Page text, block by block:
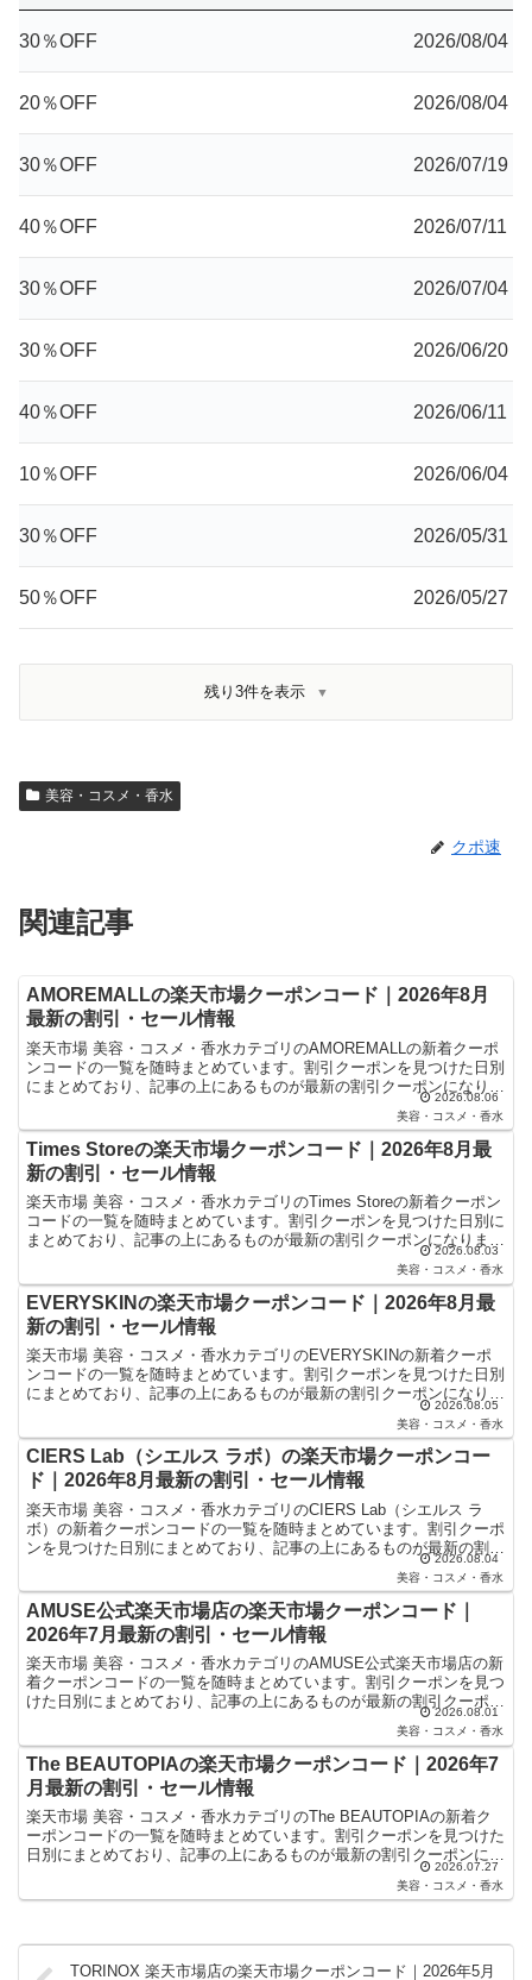
30％OFF 2026/08/04
20％OFF 2026/08/04
30％OFF 2026/07/19
40％OFF 2026/07/11
30％OFF 2026/07/04
30％OFF 2026/06/20
40％OFF 2026/06/11
10％OFF 2026/06/04
30％OFF 2026/05/31
50％OFF 2026/05/27
残り3件を表示
美容・コスメ・香水
クポ速
関連記事
AMOREMALLの楽天市場クーポンコード｜2026年8月
最新の割引・セール情報
楽天市場 美容・コスメ・香水カテゴリのAMOREMALLの新着クーポ
ンコードの一覧を随時まとめています。割引クーポンを見つけた日別
にまとめており、記事の上にあるものが最新の割引クーポンになりま
2026.08.06
美容・コスメ・香水
Times Storeの楽天市場クーポンコード｜2026年8月最
新の割引・セール情報
楽天市場 美容・コスメ・香水カテゴリのTimes Storeの新着クーポン
コードの一覧を随時まとめています。割引クーポンを見つけた日別に
まとめており、記事の上にあるものが最新の割引クーポンになりま
2026.08.03
美容・コスメ・香水
EVERYSKINの楽天市場クーポンコード｜2026年8月最
新の割引・セール情報
楽天市場 美容・コスメ・香水カテゴリのEVERYSKINの新着クーポ
ンコードの一覧を随時まとめています。割引クーポンを見つけた日別
にまとめており、記事の上にあるものが最新の割引クーポンになりま
2026.08.05
美容・コスメ・香水
CIERS Lab（シエルス ラボ）の楽天市場クーポンコー
ド｜2026年8月最新の割引・セール情報
楽天市場 美容・コスメ・香水カテゴリのCIERS Lab（シエルス ラ
ボ）の新着クーポンコードの一覧を随時まとめています。割引クーポ
ンを見つけた日別にまとめており、記事の上にあるものが最新の割引
2026.08.04
美容・コスメ・香水
AMUSE公式楽天市場店の楽天市場クーポンコード｜
2026年7月最新の割引・セール情報
楽天市場 美容・コスメ・香水カテゴリのAMUSE公式楽天市場店の新
着クーポンコードの一覧を随時まとめています。割引クーポンを見つ
けた日別にまとめており、記事の上にあるものが最新の割引クーポン
になります。楽天スーパーセールやお買い物マラソンな... 2026.08.01
美容・コスメ・香水
The BEAUTOPIAの楽天市場クーポンコード｜2026年7
月最新の割引・セール情報
楽天市場 美容・コスメ・香水カテゴリのThe BEAUTOPIAの新着ク
ーポンコードの一覧を随時まとめています。割引クーポンを見つけた
日別にまとめており、記事の上にあるものが最新の割引クーポンにな
2026.07.27
美容・コスメ・香水
TORINOX 楽天市場店の楽天市場クーポンコード｜2026年5月